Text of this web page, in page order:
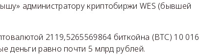
администратору криптобиржи WES (бывшей
2119,5265569864 биткойна (ВТС) 10 016
деньги равно почти 5 млрд рублей.